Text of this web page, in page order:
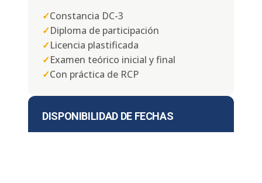
✓Constancia DC-3
✓Diploma de participación
✓Licencia plastificada
✓Examen teórico inicial y final
✓Con práctica de RCP
DISPONIBILIDAD DE FECHAS